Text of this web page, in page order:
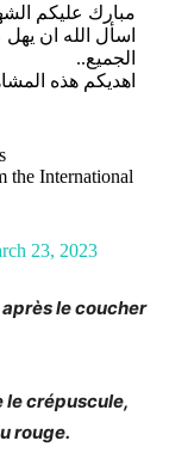
مبارك عليكم
اسأل الله ان
الجميع..
اهديكم هذه
the International
23, 2023
le coucher
le crépuscule,
rouge.